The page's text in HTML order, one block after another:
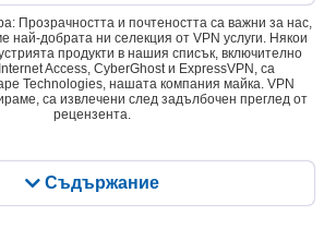
Съдържание
Прозрачността и почтеността са важни за нас,
най-добрата ни селекция от VPN услуги. Някои
продукти в нашия списък, включително
Access, CyberGhost и ExpressVPN, са
Technologies, нашата компания майка. VPN
са извлечени след задълбочен преглед от
рецензента.